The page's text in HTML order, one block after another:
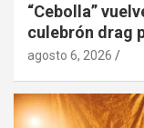
“Cebolla”
culebrón drag
agosto 6, 2026